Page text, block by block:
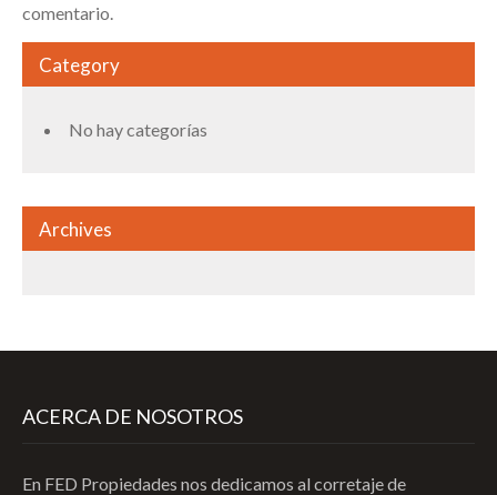
comentario.
Category
No hay categorías
Archives
ACERCA DE NOSOTROS
En FED Propiedades nos dedicamos al corretaje de